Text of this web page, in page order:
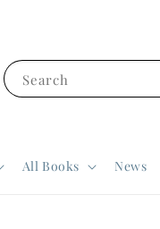
Search
All Books News